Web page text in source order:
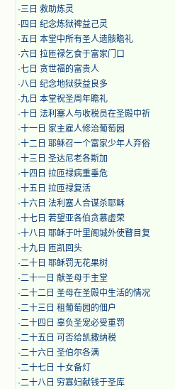
·三日 救助炼灵
· 四日 纪念炼狱裨益己灵
·五日 本堂中所有圣人遗骸瞻礼
·六日 拉匝禄乞食于富家门口
·七日 贪世福的富贵人
·八日 纪念地狱获益良多
·九日 本堂祝圣周年瞻礼
·十日 法利塞人与收税员在圣殿中祈
·十一日 家主雇人修治葡萄园
·十二日 耶稣召一个富家少年人弃俗
·十三日 圣达尼老各斯加
·十四日 拉匝禄病重垂危
·十五日 拉匝禄复活
·十六日 法利塞人合谋杀耶稣
·十七日 若望亚各伯贪慕虚荣
·十八日 耶稣于叶里阁城外使瞽目复
·十九日 匝凯回头
·二十日 耶稣罚无花果树
·二十一日 献圣母于主堂
·二十二日 圣母在圣殿中生活的情况
·二十三日 租葡萄园的佃户
·二十四日 辜负圣宠必受重罚
·二十五日 可否给凯撒纳税
·二十六日 圣伯尔各满
·二十七日 十女备灯
·二十八日 穷寡妇献钱于圣库